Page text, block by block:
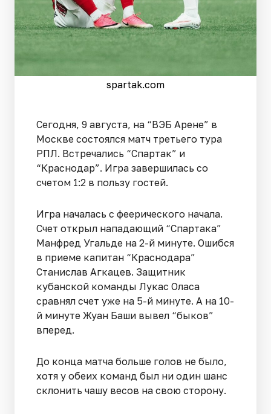
spartak.com
Сегодня, 9 августа, на “ВЭБ Арене” в
Москве состоялся матч третьего тура
РПЛ. Встречались “Спартак” и
“Краснодар”. Игра завершилась со
счетом 1:2 в пользу гостей.
Игра началась с феерического начала.
Счет открыл нападающий “Спартака”
Манфред Угальде на 2-й минуте. Ошибся
в приеме капитан “Краснодара”
Станислав Агкацев. Защитник
кубанской команды Лукас Оласа
сравнял счет уже на 5-й минуте. А на 10-
й минуте Жуан Баши вывел “быков”
вперед.
До конца матча больше голов не было,
хотя у обеих команд был ни один шанс
склонить чашу весов на свою сторону.